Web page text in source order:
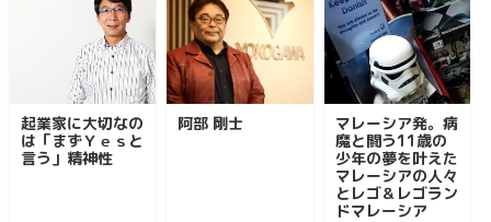
起業家に大切なの
は「まずＹｅｓと
言う」精神性
阿部 剛士
マレーシア発。病
魔と闘う11歳の
少年の夢を叶えた
マレーシアの人々
とレゴ＆レゴラン
ドマレーシア